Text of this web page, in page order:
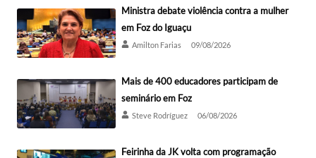
Ministra debate violência contra a mulher
em Foz do Iguaçu
Amilton Farias 09/08/2026
Mais de 400 educadores participam de
seminário em Foz
Steve Rodríguez 06/08/2026
Feirinha da JK volta com programação